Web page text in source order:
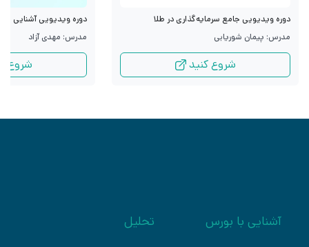
دوره ویدیویی جامع سرمایه‌گذاری در طلا
مدرس: پیمان شوریابی
شروع کنید
دوره ویدیویی آشنایی با
مدرس: مهدی آزاد
شروع
آشنایی با بورس تحلیل